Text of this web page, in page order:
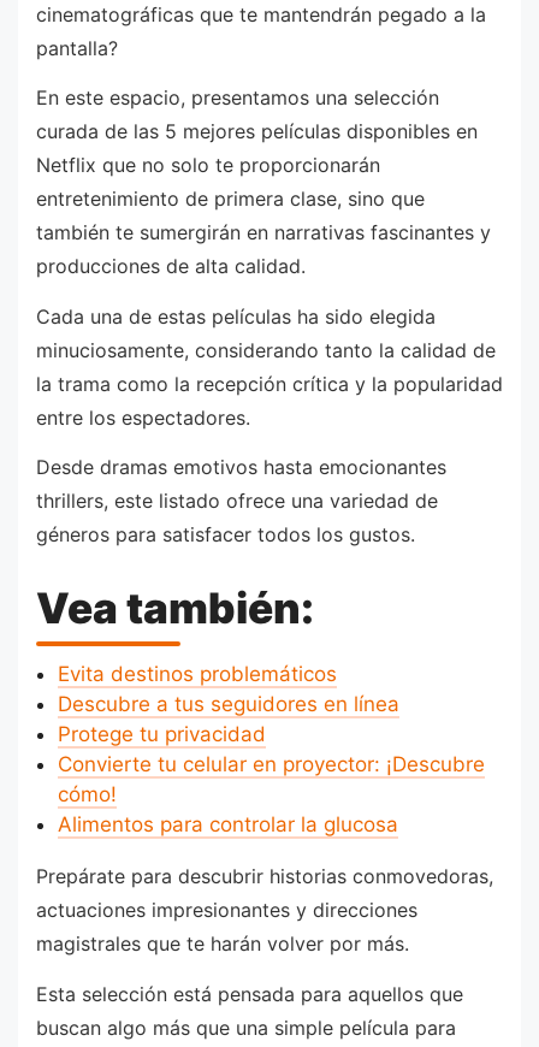
cinematográficas que te mantendrán pegado a la
pantalla?
En este espacio, presentamos una selección
curada de las 5 mejores películas disponibles en
Netflix que no solo te proporcionarán
entretenimiento de primera clase, sino que
también te sumergirán en narrativas fascinantes y
producciones de alta calidad.
Cada una de estas películas ha sido elegida
minuciosamente, considerando tanto la calidad de
la trama como la recepción crítica y la popularidad
entre los espectadores.
Desde dramas emotivos hasta emocionantes
thrillers, este listado ofrece una variedad de
géneros para satisfacer todos los gustos.
Vea también:
Evita destinos problemáticos
Descubre a tus seguidores en línea
Protege tu privacidad
Convierte tu celular en proyector: ¡Descubre
cómo!
Alimentos para controlar la glucosa
Prepárate para descubrir historias conmovedoras,
actuaciones impresionantes y direcciones
magistrales que te harán volver por más.
Esta selección está pensada para aquellos que
buscan algo más que una simple película para